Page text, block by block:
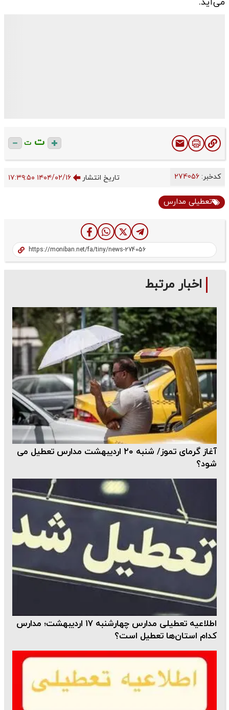
ت ت
کدخبر: تاریخ انتشار ۱۴۰۴/۰۲/۱۶ ۱۷:۳۹:۵۰
تعطیلی مدارس
اخبار مرتبط
آغاز گرمای تموز/ شنبه ۲۰ اردیبهشت مدارس تعطیل می
شود؟
اطلاعیه تعطیلی مدارس چهارشنبه ۱۷ اردیبهشت؛ مدارس
کدام استان‌ها تعطیل است؟